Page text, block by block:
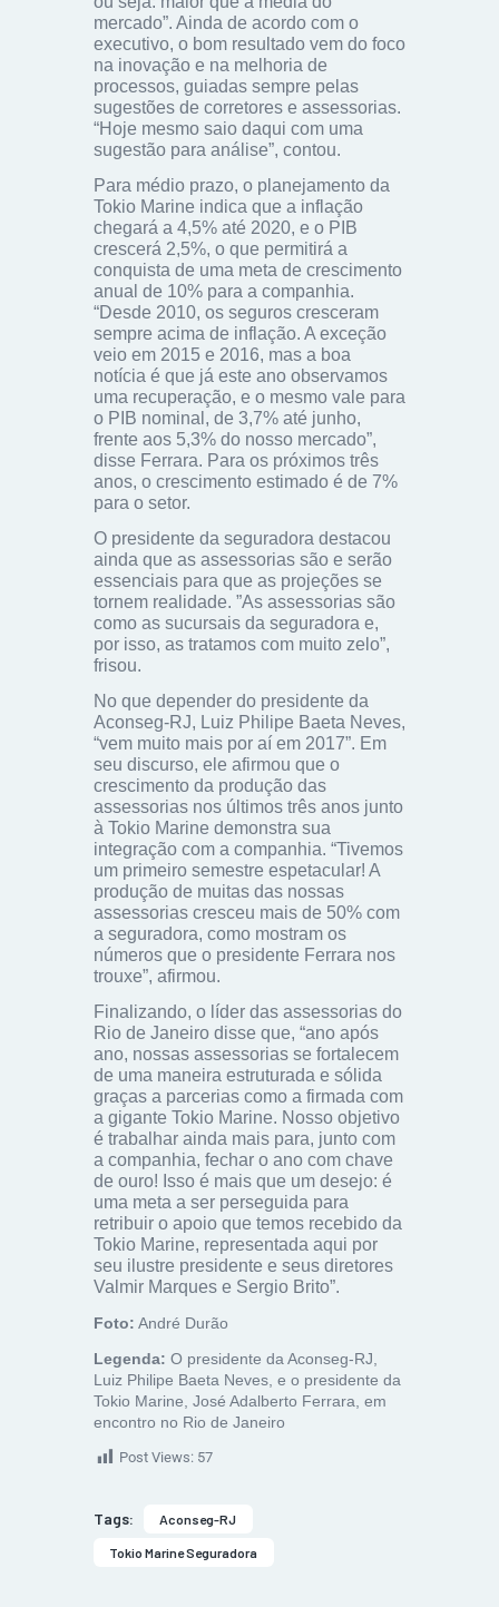
mercado”. Ainda de acordo com o
executivo, o bom resultado vem do foco
na inovação e na melhoria de
processos, guiadas sempre pelas
sugestões de corretores e assessorias.
“Hoje mesmo saio daqui com uma
sugestão para análise”, contou.
Para médio prazo, o planejamento da
Tokio Marine indica que a inflação
chegará a 4,5% até 2020, e o PIB
crescerá 2,5%, o que permitirá a
conquista de uma meta de crescimento
anual de 10% para a companhia.
“Desde 2010, os seguros cresceram
sempre acima de inflação. A exceção
veio em 2015 e 2016, mas a boa
notícia é que já este ano observamos
uma recuperação, e o mesmo vale para
o PIB nominal, de 3,7% até junho,
frente aos 5,3% do nosso mercado”,
disse Ferrara. Para os próximos três
anos, o crescimento estimado é de 7%
para o setor.
O presidente da seguradora destacou
ainda que as assessorias são e serão
essenciais para que as projeções se
tornem realidade. ”As assessorias são
como as sucursais da seguradora e,
por isso, as tratamos com muito zelo”,
frisou.
No que depender do presidente da
Aconseg-RJ, Luiz Philipe Baeta Neves,
“vem muito mais por aí em 2017”. Em
seu discurso, ele afirmou que o
crescimento da produção das
assessorias nos últimos três anos junto
à Tokio Marine demonstra sua
integração com a companhia. “Tivemos
um primeiro semestre espetacular! A
produção de muitas das nossas
assessorias cresceu mais de 50% com
a seguradora, como mostram os
números que o presidente Ferrara nos
trouxe”, afirmou.
Finalizando, o líder das assessorias do
Rio de Janeiro disse que, “ano após
ano, nossas assessorias se fortalecem
de uma maneira estruturada e sólida
graças a parcerias como a firmada com
a gigante Tokio Marine. Nosso objetivo
é trabalhar ainda mais para, junto com
a companhia, fechar o ano com chave
de ouro! Isso é mais que um desejo: é
uma meta a ser perseguida para
retribuir o apoio que temos recebido da
Tokio Marine, representada aqui por
seu ilustre presidente e seus diretores
Valmir Marques e Sergio Brito”.
Foto: André Durão
Legenda: O presidente da Aconseg-RJ,
Luiz Philipe Baeta Neves, e o presidente da
Tokio Marine, José Adalberto Ferrara, em
encontro no Rio de Janeiro
Post Views: 57
Tags: Aconseg-RJ
Tokio Marine Seguradora